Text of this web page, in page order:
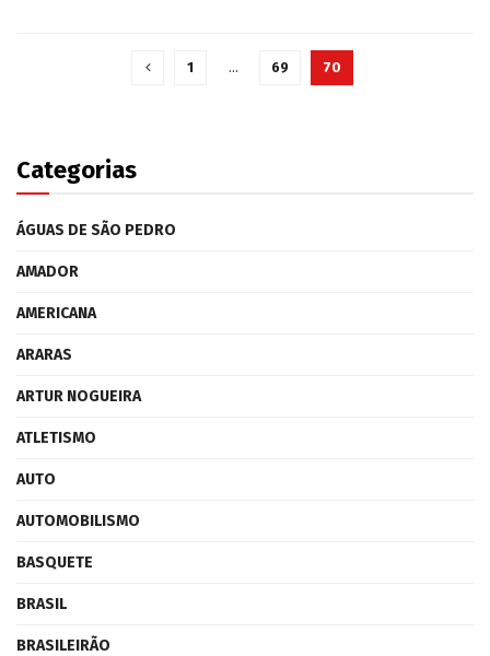
1 … 69 70
Categorias
ÁGUAS DE SÃO PEDRO
AMADOR
AMERICANA
ARARAS
ARTUR NOGUEIRA
ATLETISMO
AUTO
AUTOMOBILISMO
BASQUETE
BRASIL
BRASILEIRÃO